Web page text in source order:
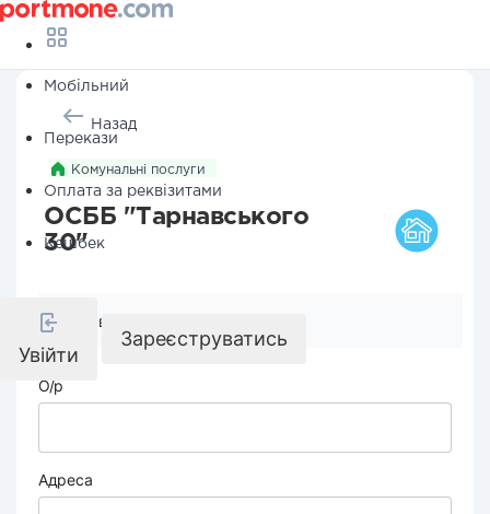
Мобільний
Перекази
Оплата за реквізитами
Кешбек
Увійти
Зареєструватись
Назад
Комунальні послуги
ОСББ "Тарнавського
30"
Реквізити компанії
О/р
Адреса